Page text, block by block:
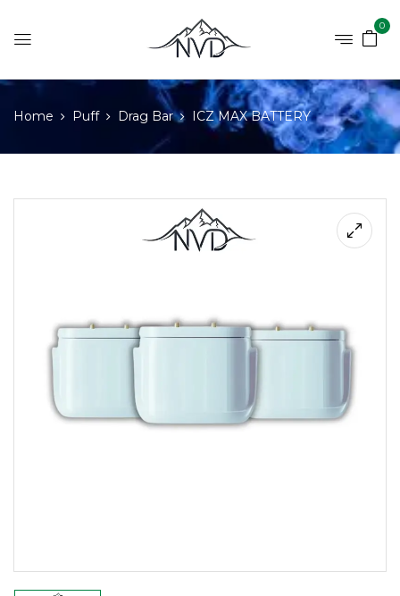
0
Home Puff Drag Bar ICZ MAX BATTERY